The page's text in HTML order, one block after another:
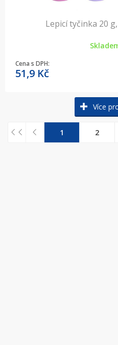
Lepicí tyčinka 20
Cena s DPH:
51,9 Kč
Více
1 2